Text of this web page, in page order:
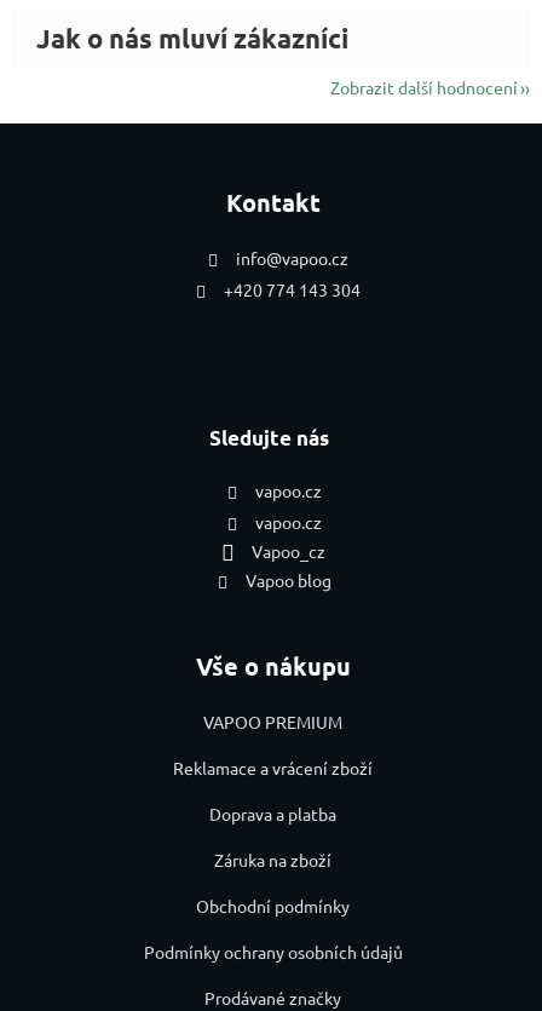
Zobrazit další hodnocení
Kontakt
info@vapoo.cz
+420 774 143 304
Sledujte nás
vapoo.cz
vapoo.cz
Vapoo_cz
Vapoo blog
Vše o nákupu
VAPOO PREMIUM
Reklamace a vrácení zboží
Doprava a platba
Záruka na zboží
Obchodní podmínky
Podmínky ochrany osobních údajů
Prodávané značky